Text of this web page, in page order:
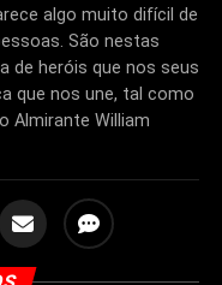
algo muito difícil de
São nestas
de heróis que nos seus
que nos une, tal como
Almirante William